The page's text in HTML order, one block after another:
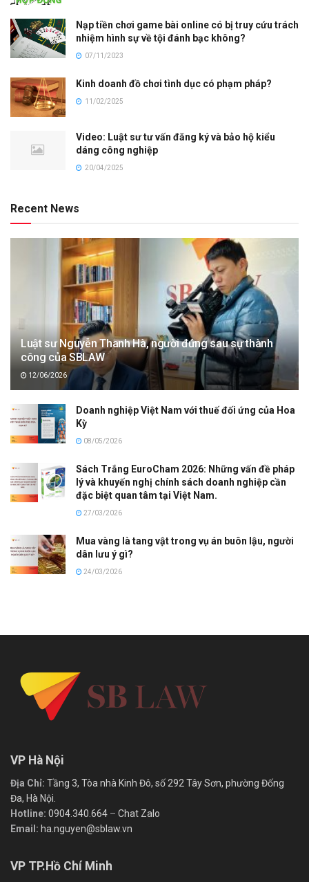
Nạp tiền chơi game bài online có bị truy cứu trách
nhiệm hình sự về tội đánh bạc không?
07/11/2023
Kinh doanh đồ chơi tình dục có phạm pháp?
11/02/2025
Video: Luật sư tư vấn đăng ký và bảo hộ kiểu
dáng công nghiệp
20/04/2025
Recent News
Luật sư Nguyễn Thanh Hà, người đứng sau sự thành
công của SBLAW
12/06/2026
Doanh nghiệp Việt Nam với thuế đối ứng của Hoa
Kỳ
08/05/2026
Sách Trắng EuroCham 2026: Những vấn đề pháp
lý và khuyến nghị chính sách doanh nghiệp cần
đặc biệt quan tâm tại Việt Nam.
27/03/2026
Mua vàng là tang vật trong vụ án buôn lậu, người
dân lưu ý gì?
24/03/2026
VP Hà Nội
Địa Chỉ: Tầng 3, Tòa nhà Kinh Đô, số 292 Tây Sơn, phường Đống
Đa, Hà Nội.
Hotline: 0904.340.664 – Chat Zalo
Email: ha.nguyen@sblaw.vn
VP TP.Hồ Chí Minh